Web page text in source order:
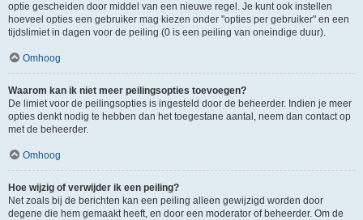
optie gescheiden door middel van een nieuwe regel. Je kunt ook instellen
hoeveel opties een gebruiker mag kiezen onder "opties per gebruiker" en een
tijdslimiet in dagen voor de peiling (0 is een peiling van oneindige duur).
Omhoog
Waarom kan ik niet meer peilingsopties toevoegen?
De limiet voor de peilingsopties is ingesteld door de beheerder. Indien je meer
opties denkt nodig te hebben dan het toegestane aantal, neem dan contact op
met de beheerder.
Omhoog
Hoe wijzig of verwijder ik een peiling?
Net zoals bij de berichten kan een peiling alleen gewijzigd worden door
degene die hem gemaakt heeft, en door een moderator of beheerder. Om de